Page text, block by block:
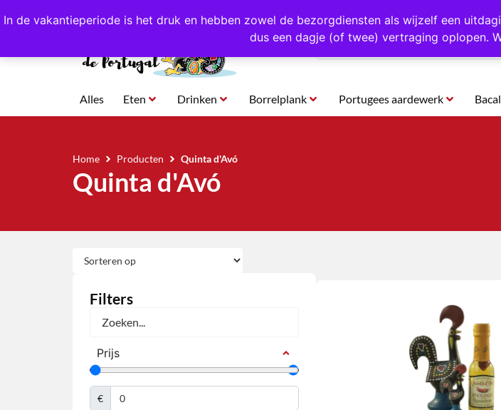
In de vakantieperiode is het druk en hebben zowel de bezorgdiensten als wijzelf een
dus een dagje (of twee) vertraging oplopen.
4,8/5,0 sterren beoordeeld! Eigen import uit Portugal Altijd 1000 verschillende
Alles Eten Drinken Borrelplank Portugees aardewerk
Home Producten Quinta d'Avó
Quinta d'Avó
Filters
Prijs
€